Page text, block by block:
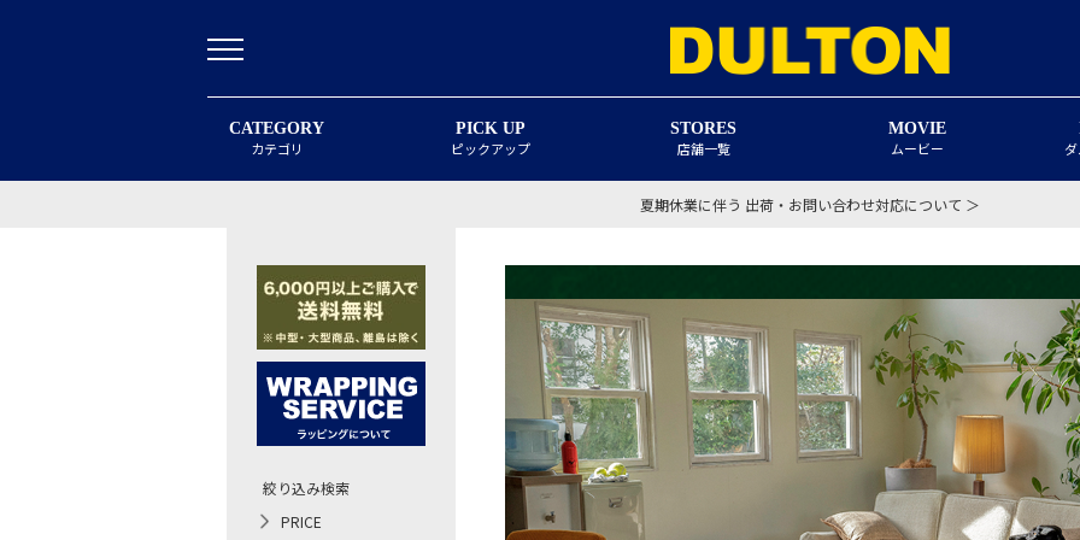
CATEGORY
カテゴリ
PICK UP
ピックアップ
STORES
店舗一覧
MOVIE
ムービー
夏期休業に伴う 出荷・お問い合わせ対応について ＞
絞り込み検索
PRICE